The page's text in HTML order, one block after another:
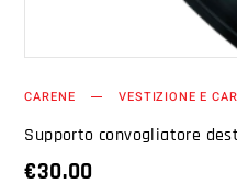
CARENE VESTIZIONE E
Supporto convogliatore
€30.00